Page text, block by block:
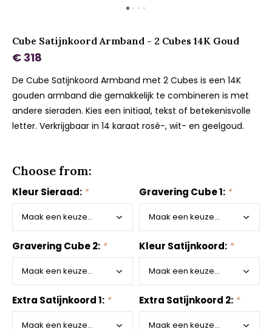
Cube Satijnkoord Armband - 2 Cubes 14K Goud
€ 318
De Cube Satijnkoord Armband met 2 Cubes is een 14K
gouden armband die gemakkelijk te combineren is met
andere sieraden. Kies een initiaal, tekst of betekenisvolle
letter. Verkrijgbaar in 14 karaat rosé-, wit- en geelgoud.
Choose from:
Kleur Sieraad: * Gravering Cube 1: *
Gravering Cube 2: * Kleur Satijnkoord: *
Extra Satijnkoord 1: * Extra Satijnkoord 2: *